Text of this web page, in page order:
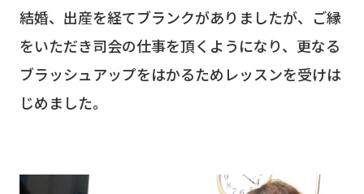
結婚、出産を経てブランクがありましたが、ご縁
をいただき司会の仕事を頂くようになり、更なる
ブラッシュアップをはかるためレッスンを受けは
じめました。